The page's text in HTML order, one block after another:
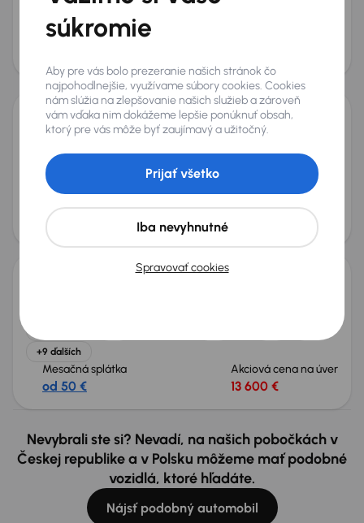
2.2 CRDi
+11 ďalších
Mesačná splátka
Kia Sorento
2.5 CRDi
automatická klimatizace
Parkovacie senzory
Mesačná splátka
od 13 €
Akciová cena na úver
Nové v ponuke
+9 ďalších
Mesačná splátka
od 50 €
Akciová cena na úver
13 600 €
Nevybrali ste si? Nevadí, na našich pobočkách v
Českej republike a v Polsku môžeme mať podobné
vozidlá, ktoré hľadáte.
Nájsť podobný automobil
súkromie
Aby pre vás bolo prezeranie našich stránok čo
najpohodlnejšie, využívame súbory cookies. Cookies
nám slúžia na zlepšovanie našich služieb a zároveň
vám vďaka nim dokážeme lepšie ponúknuť obsah,
ktorý pre vás môže byť zaujímavý a užitočný.
Spravovať cookies
Iba nevyhnutné
Prijať všetko